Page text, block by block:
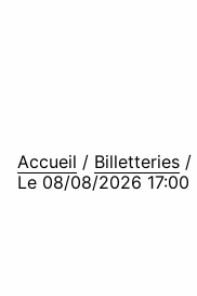
Accueil / Billetteries /
Le 08/08/2026 17:00